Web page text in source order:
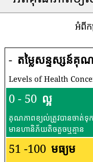
អំពី
- តម្លៃសន្ទស្សន៍គុ
Levels of Health
0 - 50 ល្អ
គុណភាពខ្យល់ត្រូវបានចាត់ទុ
មានហានិភ័យតិចតួចឬគ្មាន
51 -100 មធ្យម